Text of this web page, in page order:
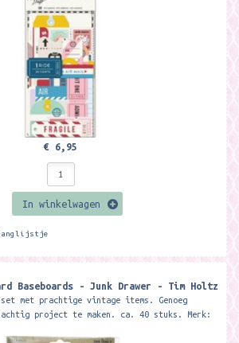
€ 6,95
In winkelwagen
Baseboards - Junk Drawer - Tim Holtz
met prachtige vintage items. Genoeg
project te maken. ca. 40 stuks. Merk: